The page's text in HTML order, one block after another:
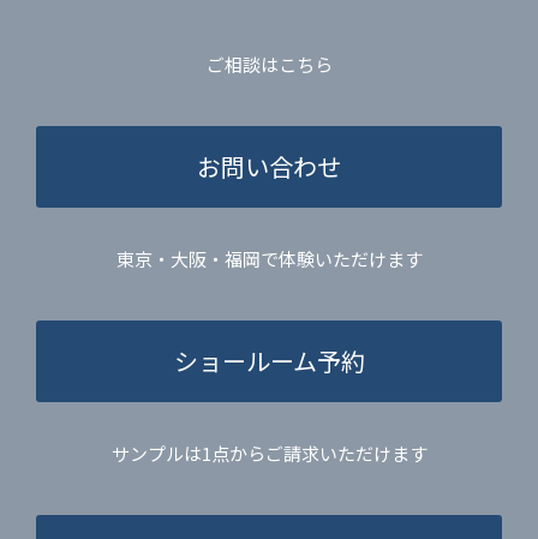
ご相談はこちら
お問い合わせ
東京・大阪・福岡で体験いただけます
ショールーム予約
サンプルは1点からご請求いただけます